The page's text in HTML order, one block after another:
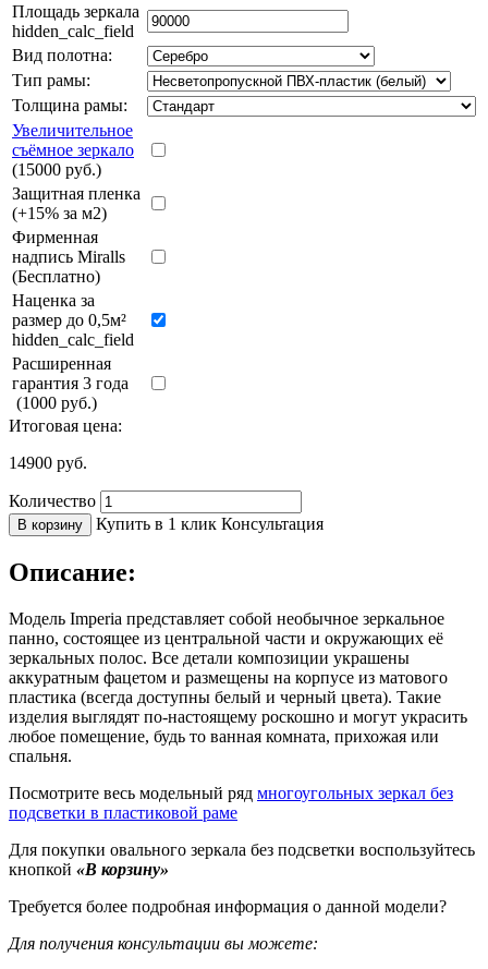
Площадь зеркала
hidden_calc_field
Вид полотна:
Тип рамы:
Толщина рамы:
Увеличительное
съёмное зеркало
(15000 руб.)
Защитная пленка
(+15% за м2)
Фирменная
надпись Miralls
(Бесплатно)
Наценка за
размер до 0,5м²
hidden_calc_field
Расширенная
гарантия 3 года
(1000 руб.)
Итоговая цена:
14900 руб.
Количество
В корзину Купить в 1 клик Консультация
Описание:
Модель Imperia представляет собой необычное зеркальное
панно, состоящее из центральной части и окружающих её
зеркальных полос. Все детали композиции украшены
аккуратным фацетом и размещены на корпусе из матового
пластика (всегда доступны белый и черный цвета). Такие
изделия выглядят по-настоящему роскошно и могут украсить
любое помещение, будь то ванная комната, прихожая или
спальня.
Посмотрите весь модельный ряд многоугольных зеркал без
подсветки в пластиковой раме
Для покупки овального зеркала без подсветки воспользуйтесь
кнопкой «В корзину»
Требуется более подробная информация о данной модели?
Для получения консультации вы можете: